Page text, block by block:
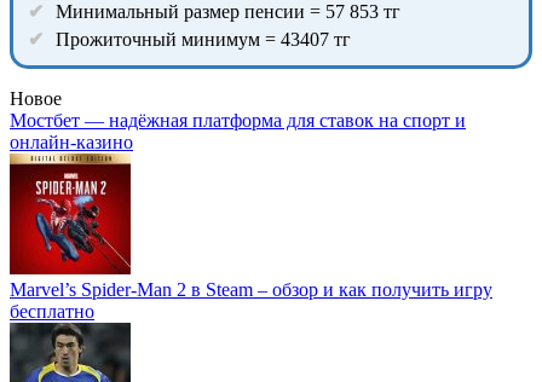
Минимальный размер пенсии = 57 853 тг
Прожиточный минимум = 43407 тг
Новое
Мостбет — надёжная платформа для ставок на спорт и
онлайн-казино
Marvel’s Spider-Man 2 в Steam – обзор и как получить игру
бесплатно